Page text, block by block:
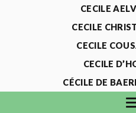
CECILE
CECILE
CECILE
CECILE
CÉCILE DE
CECILE DE